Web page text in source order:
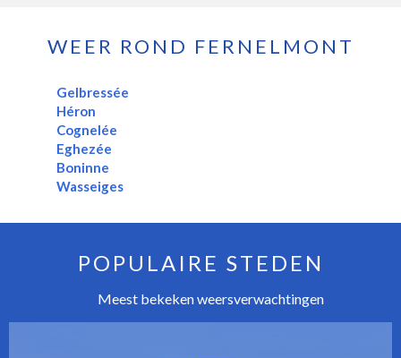
WEER ROND FERNELMONT
Gelbressée
Héron
Cognelée
Eghezée
Boninne
Wasseiges
POPULAIRE STEDEN
Meest bekeken weersverwachtingen